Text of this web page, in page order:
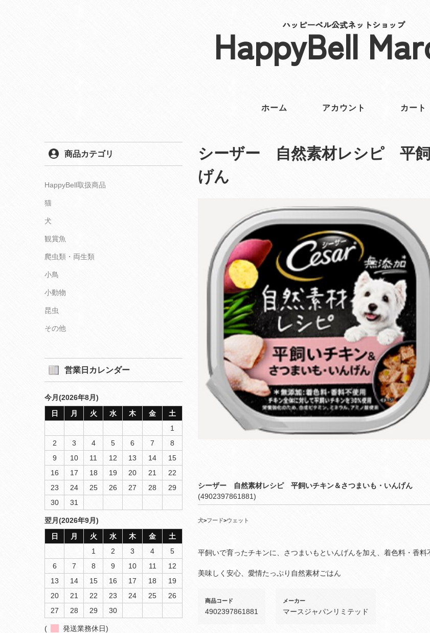
ハッピーベル公式ネットショップ
HappyBell
ホーム アカウント カート
シーザー 自然素材レシピ 平飼
げん
シーザー 自然素材レシピ 平飼いチキン＆さつまいも・いんげん
(4902397861881)
犬>フード>ウェット
平飼いで育ったチキンに、さつまいもといんげんを加え、着色料・香料
美味しく安心、愛情たっぷり自然素材ごはん
商品コード
4902397861881
メーカー
マースジャパンリミテッド
商品カテゴリ
HappyBell取扱商品
猫
犬
観賞魚
爬虫類・両生類
小鳥
小動物
昆虫
その他
営業日カレンダー
今月(2026年8月)
日
月 火 水 木 金
土
1
2
3 4 5 6 7
8
9
10 11 12 13 14
15
16
17 18 19 20 21
22
23
24 25 26 27 28
29
30
31
翌月(2026年9月)
日
月 火 水 木 金
土
1
2 3 4
5
6
7 8 9 10 11
12
13
14 15 16 17 18
19
20
21 22 23 24 25
26
27
28 29 30
( 発送業務休日)